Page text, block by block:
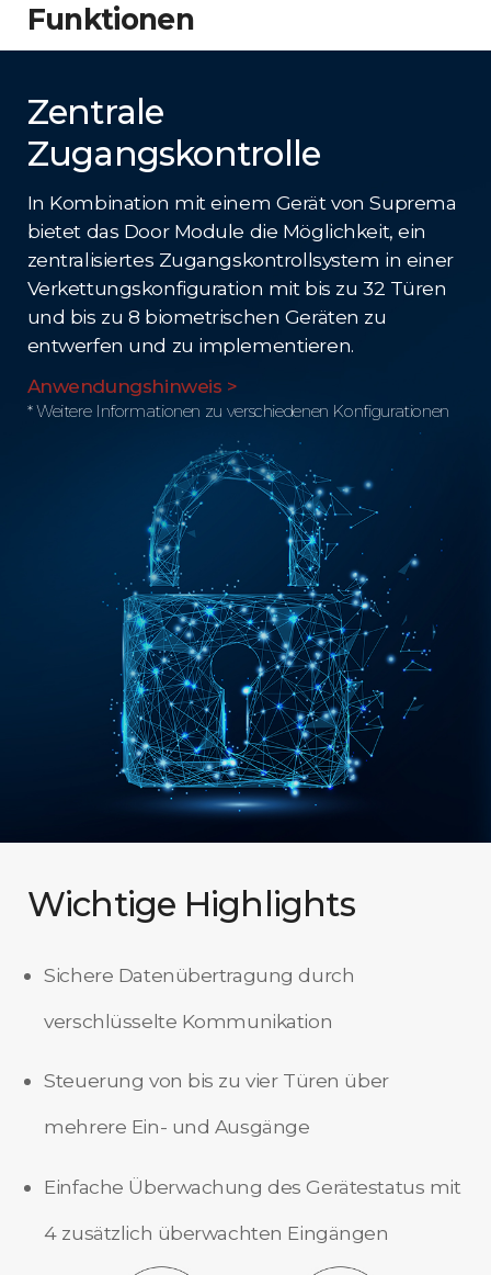
Funktionen
Zentrale
Zugangskontrolle
In Kombination mit einem Gerät von Suprema
bietet das Door Module die Möglichkeit, ein
zentralisiertes Zugangskontrollsystem in einer
Verkettungskonfiguration mit bis zu 32 Türen
und bis zu 8 biometrischen Geräten zu
entwerfen und zu implementieren.
Anwendungshinweis >
* Weitere Informationen zu verschiedenen Konfigurationen
Wichtige Highlights
Sichere Datenübertragung durch
verschlüsselte Kommunikation
Steuerung von bis zu vier Türen über
mehrere Ein- und Ausgänge
Einfache Überwachung des Gerätestatus mit
4 zusätzlich überwachten Eingängen